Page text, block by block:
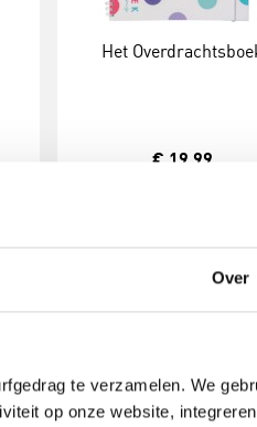
Over
te verzamelen. We
op onze website,
Het
€ 19,99